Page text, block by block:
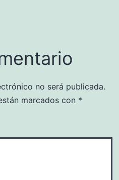
no será publicada.
marcados con *